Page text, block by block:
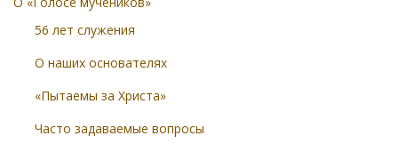
56 лет служения
О наших основателях
«Пытаемы за Христа»
Часто задаваемые вопросы